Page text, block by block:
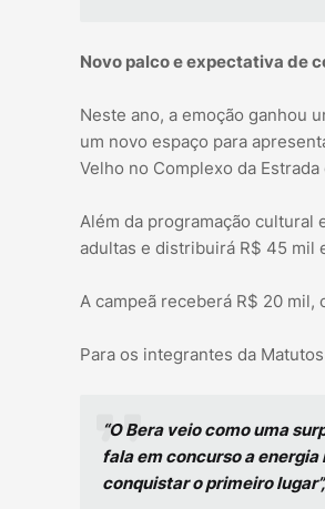
Novo palco e expectativa de
Neste ano, a emoção ganhou
um novo espaço para
Velho no Complexo da
Além da programação cultural
adultas e distribuirá R$ 45 mil
A campeã receberá R$ 20
Para os integrantes da
“O Bera veio como uma
fala em concurso a
conquistar o primeiro